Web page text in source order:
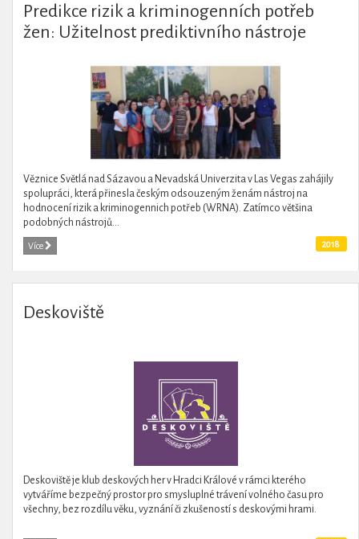
Predikce rizik a kriminogenních potřeb
žen: Užitelnost prediktivního nástroje
Věznice Světlá nad Sázavou a Nevadská Univerzita v Las Vegas zahájily
spolupráci, která přinesla českým odsouzeným ženám nástroj na
hodnocení rizik a kriminogennich potřeb (WRNA). Zatímco většina
podobných nástrojů...
Více 2018
Deskoviště
Deskoviště je klub deskových her v Hradci Králové v rámci kterého
vytváříme bezpečný prostor pro smysluplné trávení volného času pro
všechny, bez rozdílu věku, vyznání či zkušeností s deskovými hrami.